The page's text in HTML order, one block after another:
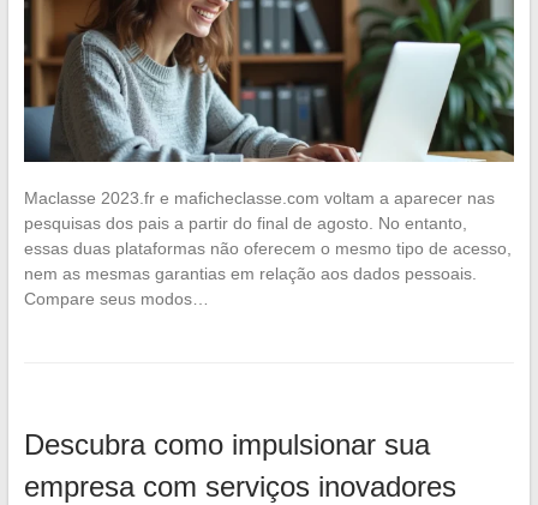
Maclasse 2023.fr e maficheclasse.com voltam a aparecer nas
pesquisas dos pais a partir do final de agosto. No entanto,
essas duas plataformas não oferecem o mesmo tipo de acesso,
nem as mesmas garantias em relação aos dados pessoais.
Compare seus modos…
Descubra como impulsionar sua
empresa com serviços inovadores